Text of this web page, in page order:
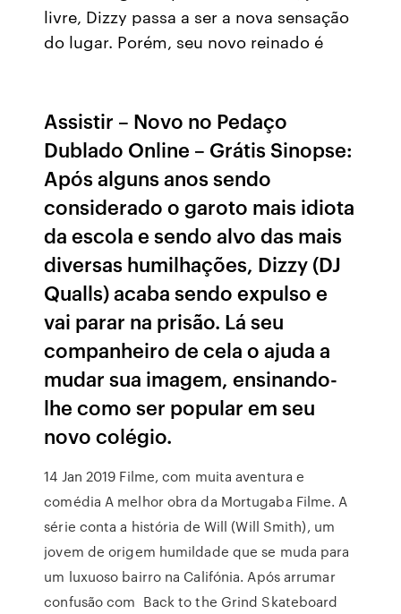
livre, Dizzy passa a ser a nova sensação
do lugar. Porém, seu novo reinado é
Assistir – Novo no Pedaço
Dublado Online – Grátis Sinopse:
Após alguns anos sendo
considerado o garoto mais idiota
da escola e sendo alvo das mais
diversas humilhações, Dizzy (DJ
Qualls) acaba sendo expulso e
vai parar na prisão. Lá seu
companheiro de cela o ajuda a
mudar sua imagem, ensinando-
lhe como ser popular em seu
novo colégio.
14 Jan 2019 Filme, com muita aventura e
comédia A melhor obra da Mortugaba Filme. A
série conta a história de Will (Will Smith), um
jovem de origem humildade que se muda para
um luxuoso bairro na Califónia. Após arrumar
confusão com Back to the Grind Skateboard